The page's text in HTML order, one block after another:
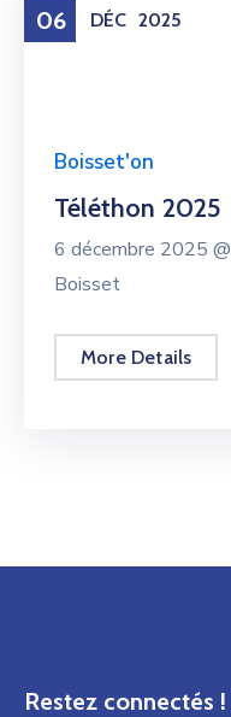
06 DÉC 2025
Boisset'on
Téléthon 2025
6 décembre 2025 @
Boisset
More Details
Restez connectés !